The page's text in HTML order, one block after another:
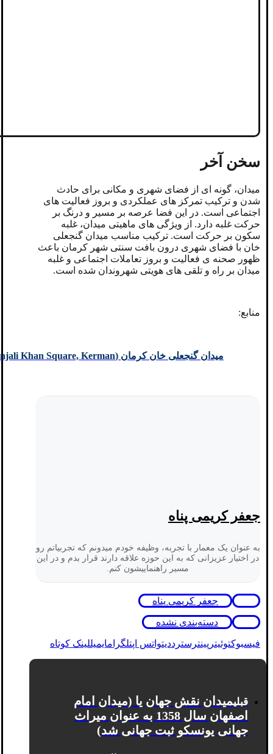
سخن آخر
میدان، گونه ای از فضای شهری و مکانی برای حادث
شدن و ترکیب تمرکز های عملکردی و بروز فعالیت های
اجتماعی است. در این فضا عرصه بر مسیر و درنگ بر
حرکت غلبه دارد. از ویژگی های ماهیتی میدان، غلبه
سکون بر حرکت است. ترکیب مناسب میدان گنجعلی
خان با فضای شهری درون بافت سنتی شهر کرمان باعث
ظهور صحنه ی فعالیت و بروز تعاملات اجتماعی و غلبه
میدان بر راه و تلقی های هویتی شهروندان شده است.
منابع:
میدان گنجعلی خان کرمان (Khan Square, Kerman)
جعفر کریمی پناه
به عنوان یک معمار با تجربه، وظیفه خودم میدونم که تجربیاتم رو
در اختیار عزیزانی که به این حوزه علاقه دارند قرار بدم و در این
مسیر راهنماییشون کنم.
جعفر کریمی پناه
دسته‌بندی نشده
فیسبوکتوئیتر پینترسترددیتواتس اپتلگرامایمیللینک کوتاه
قبلیمیدان نقش جهان یا (میدان امام
اصفهان سال 1358 به‌ عنوان میراث
جهانی یونسکو ثبت جهانی شد)